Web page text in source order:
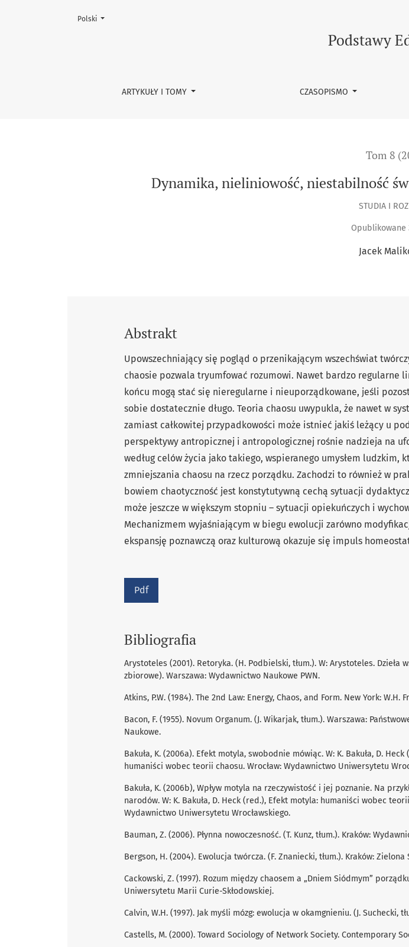
Dynamika, nieliniowość, niestabilność świata impulsami inicjującymi porządek
Podstawy
ARTYKUŁY I TOMY CZASOPISMO
Zmień język, obecnie wybrany to:
Polski
Tom 8
Dynamika, nieliniowość, niestabilność
STUDIA I
Opublikowane
Jacek
Abstrakt
Upowszechniający się pogląd o przenikającym wszechświat
chaosie pozwala tryumfować rozumowi. Nawet bardzo regularne
końcu mogą stać się nieregularne i nieuporządkowane, jeśli
sobie dostatecznie długo. Teoria chaosu uwypukla, że nawet w
zamiast całkowitej przypadkowości może istnieć jakiś leżący u
perspektywy antropicznej i antropologicznej rośnie nadzieja na
według celów życia jako takiego, wspieranego umysłem ludzkim,
zmniejszania chaosu na rzecz porządku. Zachodzi to również w
bowiem chaotyczność jest konstytutywną cechą sytuacji
może jeszcze w większym stopniu – sytuacji opiekuńczych i
Mechanizmem wyjaśniającym w biegu ewolucji zarówno
ekspansję poznawczą oraz kulturową okazuje się impuls
Pdf
Bibliografia
Arystoteles (2001). Retoryka. (H. Podbielski, tłum.). W: Arystoteles. Dzieła
zbiorowe). Warszawa: Wydawnictwo Naukowe PWN.
Atkins, P.W. (1984). The 2nd Law: Energy, Chaos, and Form. New York: W.H.
Bacon, F. (1955). Novum Organum. (J. Wikarjak, tłum.). Warszawa:
Naukowe.
Bakuła, K. (2006a). Efekt motyla, swobodnie mówiąc. W: K. Bakuła, D.
humaniści wobec teorii chaosu. Wrocław: Wydawnictwo Uniwersytetu
Bakuła, K. (2006b), Wpływ motyla na rzeczywistość i jej poznanie. Na
narodów. W: K. Bakuła, D. Heck (red.), Efekt motyla: humaniści wobec
Wydawnictwo Uniwersytetu Wrocławskiego.
Bauman, Z. (2006). Płynna nowoczesność. (T. Kunz, tłum.). Kraków:
Bergson, H. (2004). Ewolucja twórcza. (F. Znaniecki, tłum.). Kraków: Zielona
Cackowski, Z. (1997). Rozum między chaosem a „Dniem Siódmym”
Uniwersytetu Marii Curie-Skłodowskiej.
Calvin, W.H. (1997). Jak myśli mózg: ewolucja w okamgnieniu. (J. Suchecki,
Castells, M. (2000). Toward Sociology of Network Society. Contemporary